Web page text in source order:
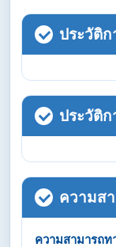
ประวัติ
ประวัติ
ความส
ความสามารถท